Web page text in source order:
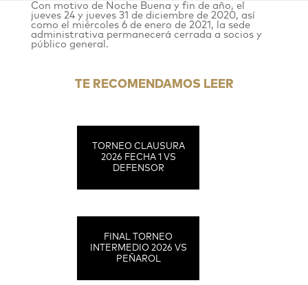
Con motivo de Noche Buena y fin de año, el
jueves 24 y jueves 31 de diciembre de 2020, así
como el miércoles 6 de enero de 2021, la sede
administrativa permanecerá cerrada a socios y
público general.
TE RECOMENDAMOS LEER
TORNEO CLAUSURA
2026 FECHA 1 VS
DEFENSOR
FINAL TORNEO
INTERMEDIO 2026 VS
PEÑAROL